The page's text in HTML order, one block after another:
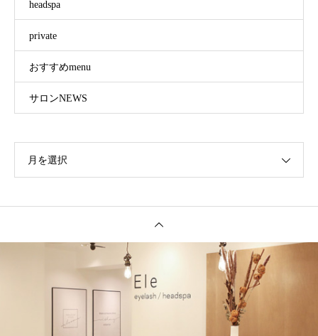
headspa
private
おすすめmenu
サロンNEWS
月を選択